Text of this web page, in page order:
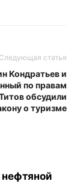
статья
Кондратьев и
по правам
обсудили
о туризме